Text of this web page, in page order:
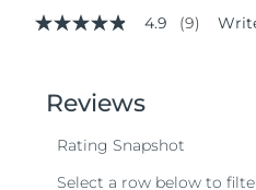
4.9
stars,
average
value.
4.9 (9)